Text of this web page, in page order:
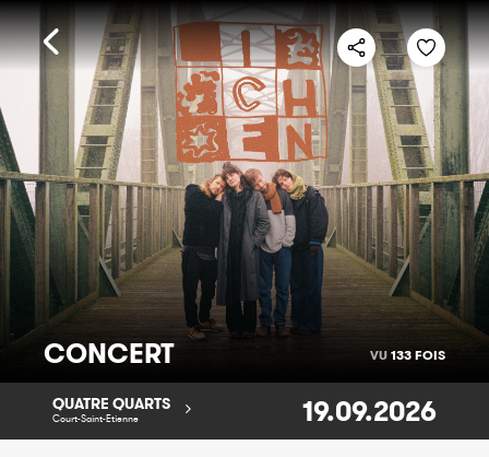
CONCERT VU 133 FOIS
QUATRE QUARTS
Court-Saint-Etienne 19.09.2026